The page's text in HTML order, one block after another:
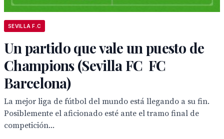
SEVILLA F.C
Un partido que vale un puesto de
Champions (Sevilla FC  FC
Barcelona)
La mejor liga de fútbol del mundo está llegando a su fin.
Posiblemente el aficionado esté ante el tramo final de
competición...